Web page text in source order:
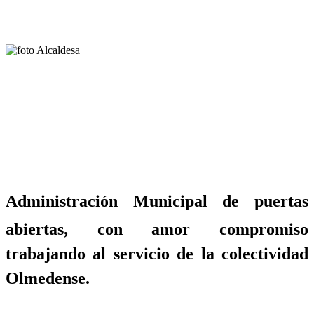
Administración Municipal de puertas
abiertas, con amor compromiso
trabajando al servicio de la colectividad
Olmedense.